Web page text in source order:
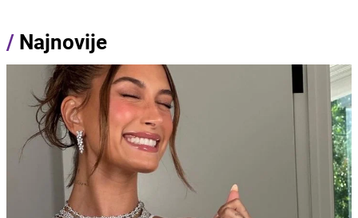
/ Najnovije